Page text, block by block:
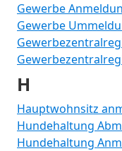
Gewerbe
Gewerbe
H
Hauptwohnsitz
Hundehaltung
Hundehaltung